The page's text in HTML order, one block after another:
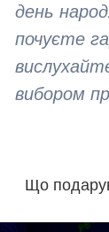
день
почуєте
вибором
Що